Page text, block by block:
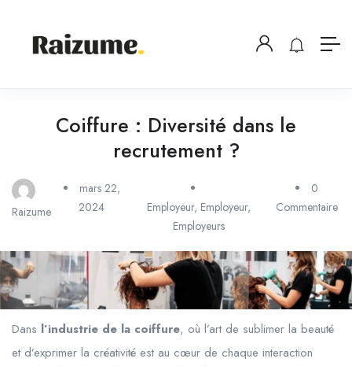
Coiffure : Diversité dans le
recrutement ?
Raizume
mars 22,
2024
Employeur, Employeur,
Employeurs
0
Commentaire
Dans l’industrie de la coiffure, où l’art de sublimer la beauté
et d’exprimer la créativité est au cœur de chaque interaction